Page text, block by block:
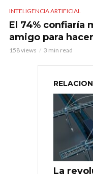
INTELIGENCIA ARTIFICIAL
El 74% confiaría
amigo para
158 views 3 min read
La